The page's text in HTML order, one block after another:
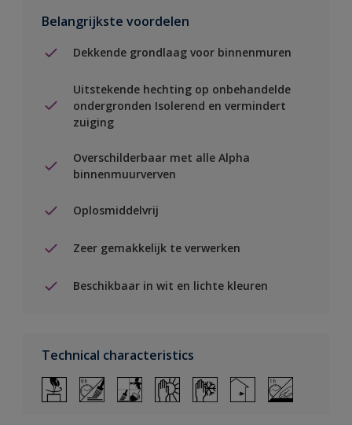
Belangrijkste voordelen
Dekkende grondlaag voor binnenmuren
Uitstekende hechting op onbehandelde
ondergronden Isolerend en vermindert
zuiging
Overschilderbaar met alle Alpha
binnenmuurverven
Oplosmiddelvrij
Zeer gemakkelijk te verwerken
Beschikbaar in wit en lichte kleuren
Technical characteristics